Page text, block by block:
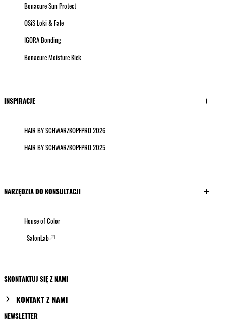
Bonacure Sun Protect
OSiS Loki & Fale
IGORA Bonding
Bonacure Moisture Kick
INSPIRACJE
HAIR BY SCHWARZKOPFPRO 2026
HAIR BY SCHWARZKOPFPRO 2025
NARZĘDZIA DO KONSULTACJI
House of Color
SalonLab
SKONTAKTUJ SIĘ Z NAMI
KONTAKT Z NAMI
NEWSLETTER